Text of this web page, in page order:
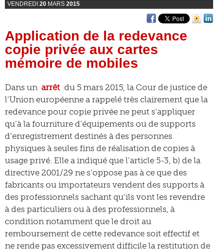
VENDREDI 20 MARS 2015
Application de la redevance
copie privée aux cartes
mémoire de mobiles
Dans un arrêt du 5 mars 2015, la Cour de justice de
l’Union européenne a rappelé très clairement que la
redevance pour copie privée ne peut s’appliquer
qu’à la fourniture d’équipements ou de supports
d’enregistrement destinés à des personnes
physiques à seules fins de réalisation de copies à
usage privé. Elle a indiqué que l’article 5-3, b) de la
directive 2001/29 ne s’oppose pas à ce que des
fabricants ou importateurs vendent des supports à
des professionnels sachant qu’ils vont les revendre
à des particuliers ou à des professionnels, à
condition notamment que le droit au
remboursement de cette redevance soit effectif et
ne rende pas excessivement difficile la restitution de